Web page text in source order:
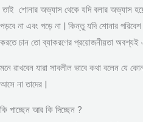
তাই শোনার অভ্যাস থেকে যদি বলার অভ্যাস
পড়বে না এবং পড়ে না | কিন্তু যদি শোনার
করতে চান তো ব্যাকরণের প্রয়োজনীয়তা অবশ্যই
মনে রাখবেন যারা সাবলীল ভাবে কথা বলেন যে
আসে না তাদের |
কি পাচ্ছেন আর কি দিচ্ছেন ?